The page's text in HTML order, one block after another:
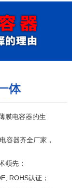
泉市阳泉煤业集团
膜电容器的生
容器齐全厂家，
领先；
ROHS认证；